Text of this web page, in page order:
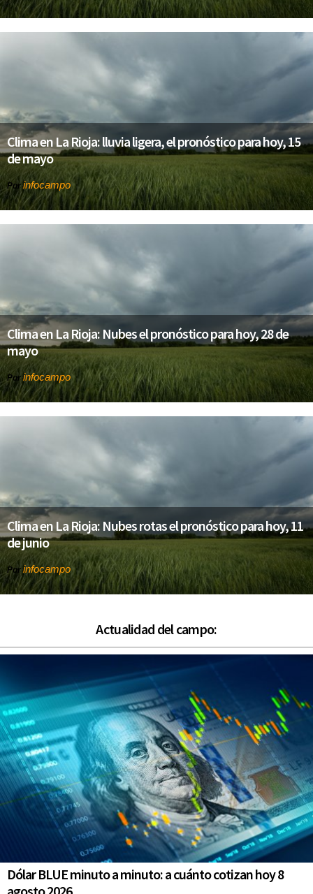
Clima en La Rioja: lluvia ligera, el pronóstico para hoy, 15
de mayo
Porinfocampo
Clima en La Rioja: Nubes el pronóstico para hoy, 28 de
mayo
Porinfocampo
Clima en La Rioja: Nubes rotas el pronóstico para hoy, 11
de junio
Porinfocampo
Actualidad del campo:
Dólar BLUE minuto a minuto: a cuánto cotizan hoy 8